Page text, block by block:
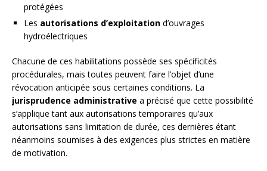
protégées
Les autorisations d’exploitation d’ouvrages
hydroélectriques
Chacune de ces habilitations possède ses spécificités
procédurales, mais toutes peuvent faire l’objet d’une
révocation anticipée sous certaines conditions. La
jurisprudence administrative a précisé que cette possibilité
s’applique tant aux autorisations temporaires qu’aux
autorisations sans limitation de durée, ces dernières étant
néanmoins soumises à des exigences plus strictes en matière
de motivation.